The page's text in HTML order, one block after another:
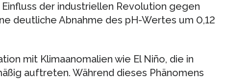
der industriellen Revolution gegen
deutliche Abnahme des pH-Wertes um 0,12
mit Klimaanomalien wie El Niño, die in
auftreten. Während dieses Phänomens